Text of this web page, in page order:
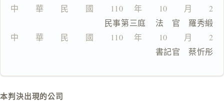
中　　華　　民　　國　　110 　年　　10　　月　　20
                  民事第三庭    法　官　羅秀緞
中　　華　　民　　國　　110 　年　　10　　月　　20
                                書記官　蔡忻彤
本判決出現的公司
文